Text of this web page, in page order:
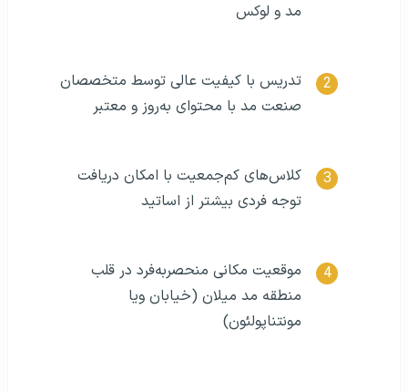
مد و لوکس
تدریس با کیفیت عالی توسط متخصصان
صنعت مد با محتوای به‌روز و معتبر
کلاس‌های کم‌جمعیت با امکان دریافت
توجه فردی بیشتر از اساتید
موقعیت مکانی منحصربه‌فرد در قلب
منطقه مد میلان (خیابان ویا
مونتناپولئون)